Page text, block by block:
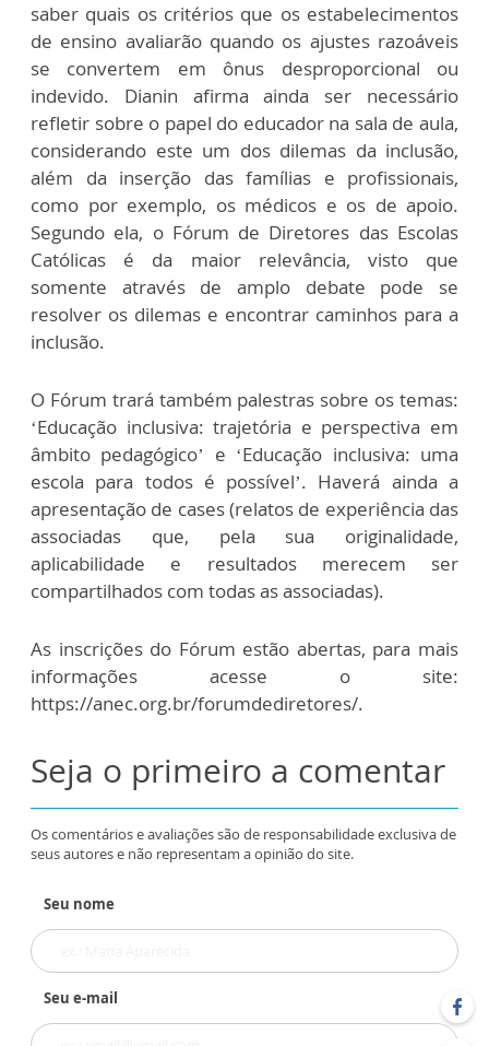
saber quais os critérios que os estabelecimentos
de ensino avaliarão quando os ajustes razoáveis
se convertem em ônus desproporcional ou
indevido. Dianin afirma ainda ser necessário
refletir sobre o papel do educador na sala de aula,
considerando este um dos dilemas da inclusão,
além da inserção das famílias e profissionais,
como por exemplo, os médicos e os de apoio.
Segundo ela, o Fórum de Diretores das Escolas
Católicas é da maior relevância, visto que
somente através de amplo debate pode se
resolver os dilemas e encontrar caminhos para a
inclusão.
O Fórum trará também palestras sobre os temas:
‘Educação inclusiva: trajetória e perspectiva em
âmbito pedagógico’ e ‘Educação inclusiva: uma
escola para todos é possível’. Haverá ainda a
apresentação de cases (relatos de experiência das
associadas que, pela sua originalidade,
aplicabilidade e resultados merecem ser
compartilhados com todas as associadas).
As inscrições do Fórum estão abertas, para mais
informações acesse o site:
https://anec.org.br/forumdediretores/.
Seja o primeiro a comentar
Os comentários e avaliações são de responsabilidade exclusiva de
seus autores e não representam a opinião do site.
Seu nome
Seu e-mail